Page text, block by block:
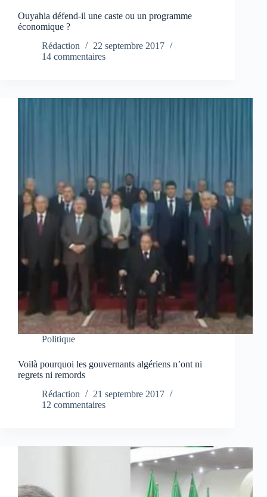
Ouyahia défend-il une caste ou un programme
économique ?
Rédaction
22 septembre 2017
14 commentaires
Politique
Voilà pourquoi les gouvernants algériens n’ont ni
regrets ni remords
Rédaction
21 septembre 2017
12 commentaires